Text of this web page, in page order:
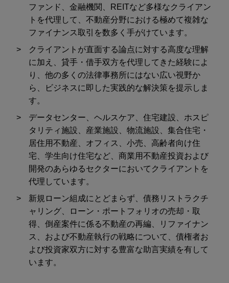
ファンド、金融機関、REITなど多様なクライアン
トを代理して、不動産分野における極めて複雑な
ファイナンス取引を数多く手がけています。
クライアントが直面する論点に対する高度な理解
に加え、貸手・借手双方を代理してきた経験によ
り、他の多くの法律事務所にはない広い視野か
ら、ビジネスに即した実践的な解決策を提示しま
す。
データセンター、ヘルスケア、住宅建設、ホスピ
タリティ施設、産業施設、物流施設、集合住宅・
居住用不動産、オフィス、小売、高齢者向け住
宅、学生向け住宅など、商業用不動産投資および
開発のあらゆるセクターにおいてクライアントを
代理しています。
新規ローン組成にとどまらず、債務リストラクチ
ャリング、ローン・ポートフォリオの売却・取
得、倒産案件に係る不動産の再編、リファイナン
ス、および不動産執行の戦略について、債権者お
よび投資家双方に対する豊富な助言実績を有して
います。